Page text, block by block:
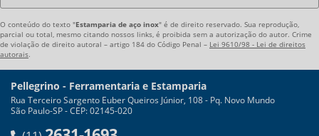
O conteúdo do texto "Estamparia de aço inox" é de direito reservado. Sua reprodução,
parcial ou total, mesmo citando nossos links, é proibida sem a autorização do autor. Crime
de violação de direito autoral – artigo 184 do Código Penal – Lei 9610/98 - Lei de direitos
autorais.
Pellegrino - Ferramentaria e Estamparia
Rua Terceiro Sargento Euber Queiros Júnior, 108 - Pq. Novo Mundo
São Paulo-SP - CEP: 02145-020